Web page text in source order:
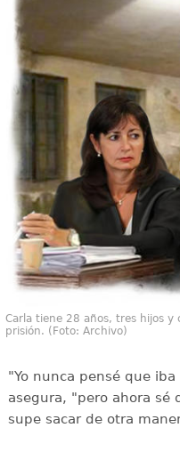
Carla tiene 28 años, tres hijos y
prisión. (Foto: Archivo)
"Yo nunca pensé que
asegura, "pero ahora sé
supe sacar de otra